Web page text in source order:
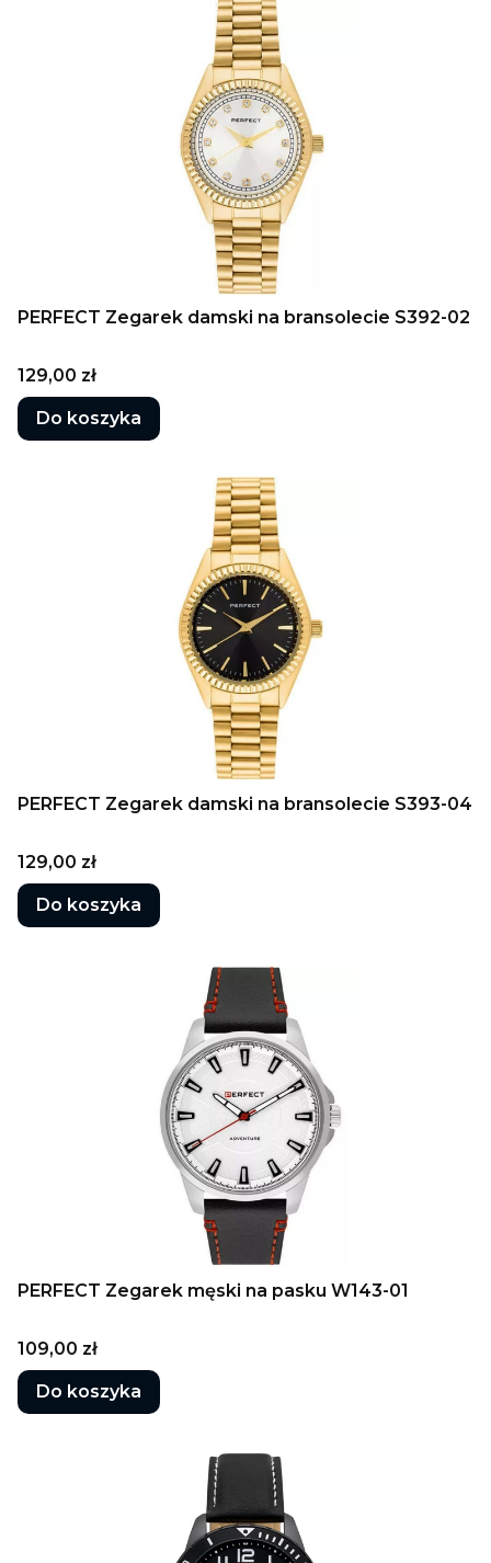
PERFECT Zegarek damski na bransolecie S392-02
Cena
129,00 zł
Do koszyka
PERFECT Zegarek damski na bransolecie S393-04
Cena
129,00 zł
Do koszyka
PERFECT Zegarek męski na pasku W143-01
Cena
109,00 zł
Do koszyka